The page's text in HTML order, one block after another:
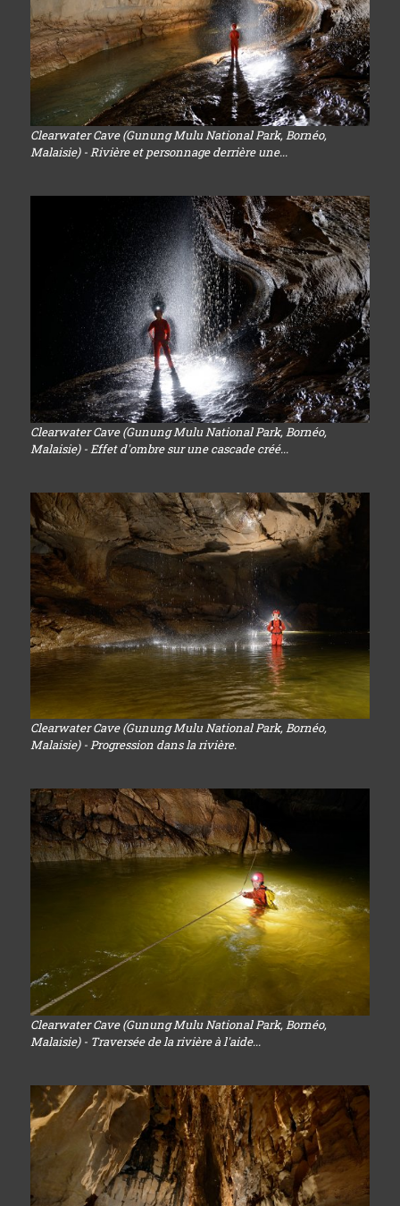
Clearwater Cave (Gunung Mulu National Park, Bornéo,
Malaisie) - Rivière et personnage derrière une...
Clearwater Cave (Gunung Mulu National Park, Bornéo,
Malaisie) - Effet d'ombre sur une cascade créé...
Clearwater Cave (Gunung Mulu National Park, Bornéo,
Malaisie) - Progression dans la rivière.
Clearwater Cave (Gunung Mulu National Park, Bornéo,
Malaisie) - Traversée de la rivière à l'aide...